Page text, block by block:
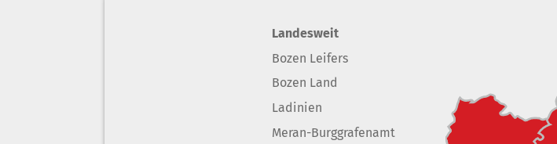
Landesweit
Bozen Leifers
Bozen Land
Ladinien
Meran-Burggrafenamt